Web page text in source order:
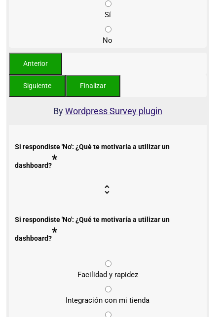
Sí
No
ByWordpress Survey plugin
Si respondiste 'No': ¿Qué te motivaría a utilizar un
dashboard?*
Si respondiste 'No': ¿Qué te motivaría a utilizar un
dashboard?*
Facilidad y rapidez
Integración con mi tienda